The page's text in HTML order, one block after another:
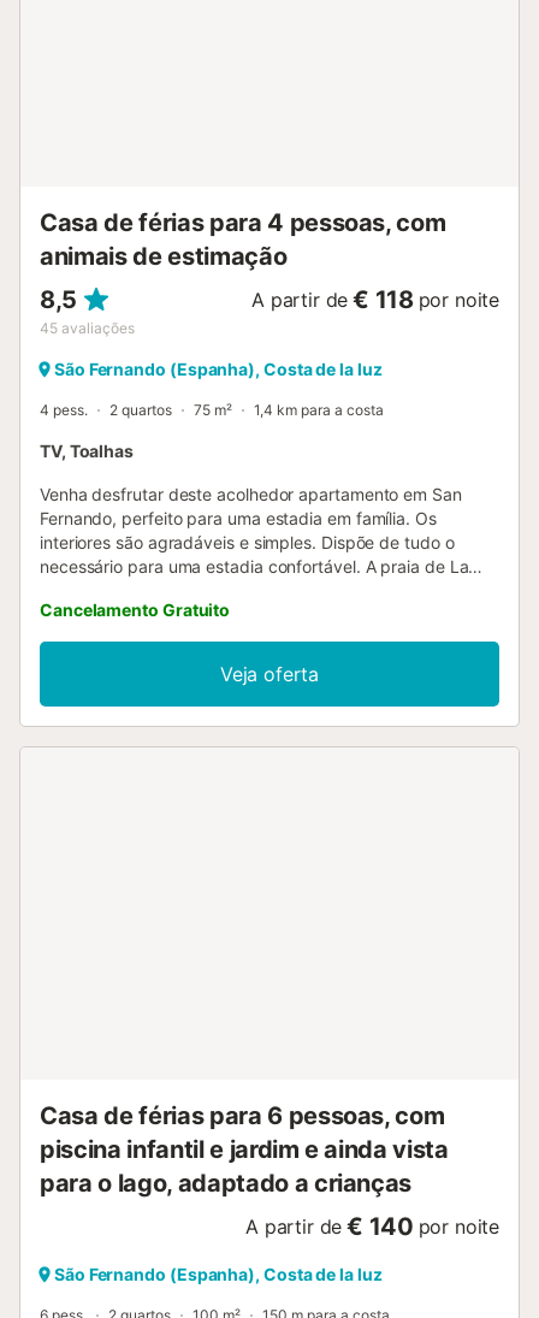
Casa de férias para 4 pessoas, com
animais de estimação
8,5
45 avaliações
A partir de € 118 por noite
São Fernando (Espanha), Costa de la luz
4 pess. 2 quartos 75 m² 1,4 km para a costa
TV, Toalhas
Venha desfrutar deste acolhedor apartamento em San
Fernando, perfeito para uma estadia em família. Os
interiores são agradáveis e simples. Dispõe de tudo o
necessário para uma estadia confortável. A praia de La
enquanto o lago se encontra a apenas 550 m. A 1,6 km
encontrará lojas e restaurantes. Há estacionamento
disponível. Na cozinha, totalmente equipada, poderá
preparar refeições deliciosas e desfrutá-las em família.
Para sua comodidade, dispõe de máquina de lavar roupa,
Cancelamento Gratuito
Veja oferta
Casa de férias para 6 pessoas, com
piscina infantil e jardim e ainda vista
para o lago, adaptado a crianças
A partir de € 140 por noite
São Fernando (Espanha), Costa de la luz